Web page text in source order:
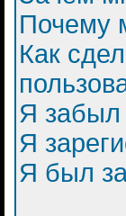
Почему
Как
Я забыл
Я
Я был